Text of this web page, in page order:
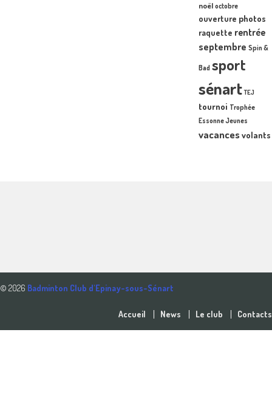
noël octobre
ouverture photos
raquette rentrée
septembre Spin &
Bad sport
sénart TEJ
tournoi Trophée
Essonne Jeunes
vacancesvolants
© 2026 Badminton Club d'Epinay-sous-Sénart
Accueil News Le club Contacts